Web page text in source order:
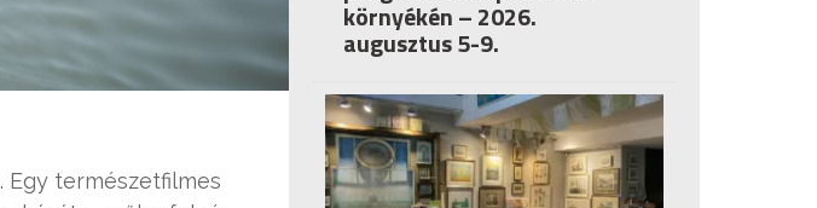
Egy természetfilmes
környékén – 2026.
augusztus 5-9.